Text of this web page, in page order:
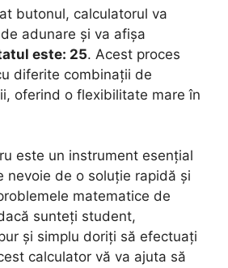
butonul, calculatorul va
adunare și va afișa
este: 25. Acest proces
diferite combinații de
oferind o flexibilitate mare în
este un instrument esențial
nevoie de o soluție rapidă și
matematice de
sunteți student,
și simplu doriți să efectuați
calculator vă va ajuta să